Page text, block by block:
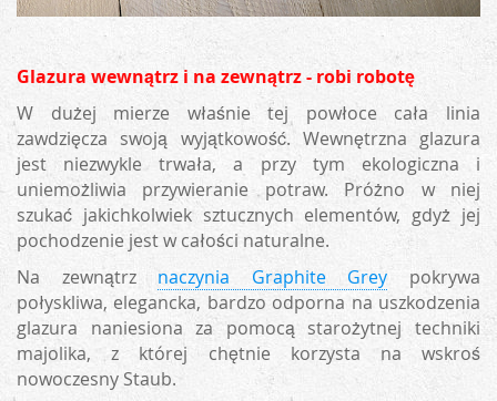
Glazura wewnątrz i na zewnątrz - robi robotę
W dużej mierze właśnie tej powłoce cała linia
zawdzięcza swoją wyjątkowość. Wewnętrzna glazura
jest niezwykle trwała, a przy tym ekologiczna i
uniemożliwia przywieranie potraw. Próżno w niej
szukać jakichkolwiek sztucznych elementów, gdyż jej
pochodzenie jest w całości naturalne.
Na zewnątrz naczynia Graphite Grey pokrywa
połyskliwa, elegancka, bardzo odporna na uszkodzenia
glazura naniesiona za pomocą starożytnej techniki
majolika, z której chętnie korzysta na wskroś
nowoczesny Staub.